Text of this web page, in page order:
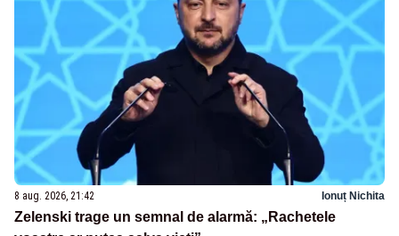
8 aug. 2026, 21:42 Ionuț Nichita
Zelenski trage un semnal de alarmă: „Rachetele